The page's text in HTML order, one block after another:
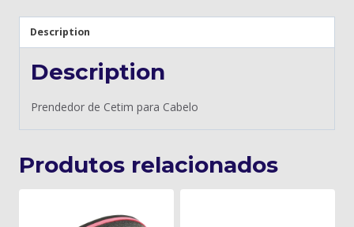
Description
Description
Prendedor de Cetim para Cabelo
Produtos relacionados